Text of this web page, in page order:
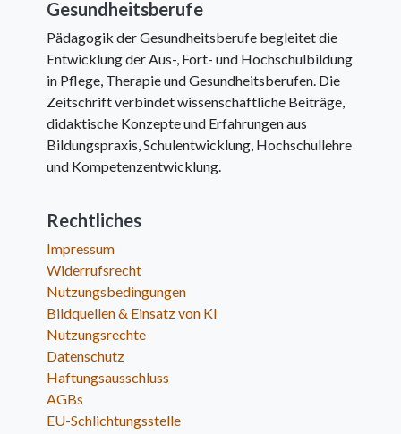
Gesundheitsberufe
Pädagogik der Gesundheitsberufe begleitet die
Entwicklung der Aus-, Fort- und Hochschulbildung
in Pflege, Therapie und Gesundheitsberufen. Die
Zeitschrift verbindet wissenschaftliche Beiträge,
didaktische Konzepte und Erfahrungen aus
Bildungspraxis, Schulentwicklung, Hochschullehre
und Kompetenzentwicklung.
Rechtliches
Impressum
Widerrufsrecht
Nutzungsbedingungen
Bildquellen & Einsatz von KI
Nutzungsrechte
Datenschutz
Haftungsausschluss
AGBs
EU-Schlichtungsstelle